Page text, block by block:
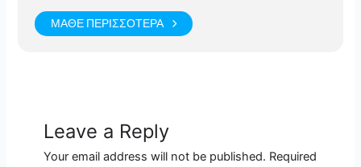
ΜΑΘΕ ΠΕΡΙΣΣΟΤΕΡΑ
Leave a Reply
Your email address will not be published. Required